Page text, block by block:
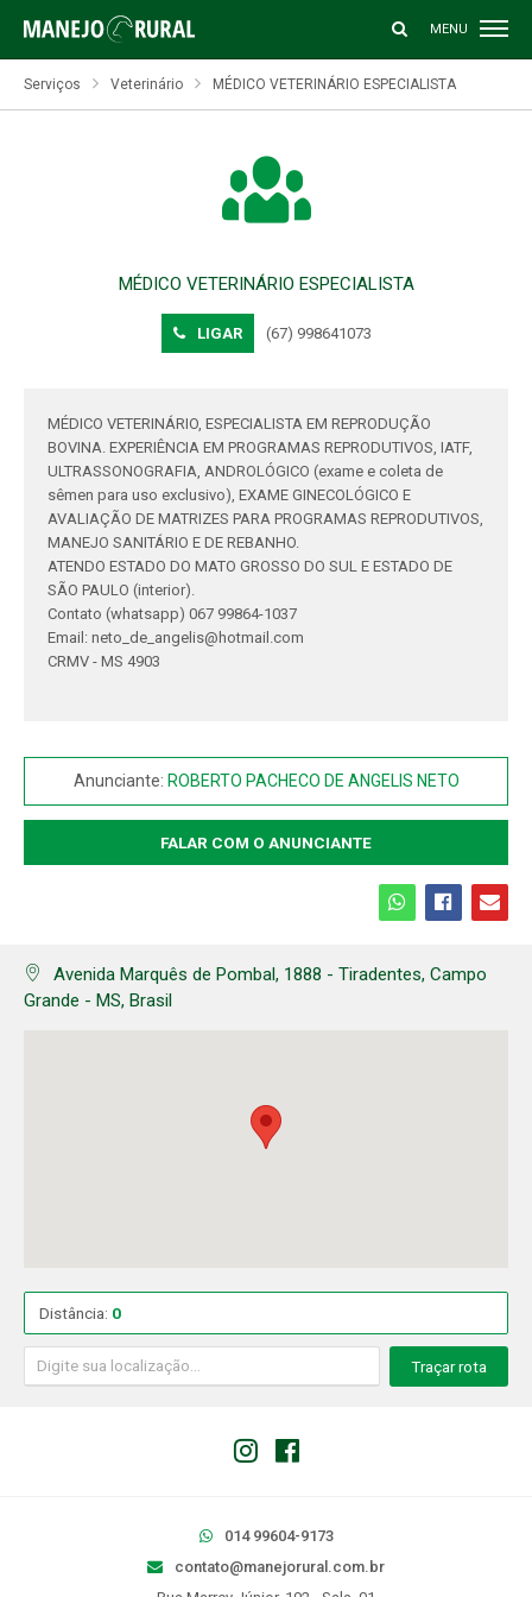
MENU
Serviços Veterinário MÉDICO VETERINÁRIO ESPECIALISTA
MÉDICO VETERINÁRIO ESPECIALISTA
(67) 998641073
MÉDICO VETERINÁRIO, ESPECIALISTA EM REPRODUÇÃO
BOVINA. EXPERIÊNCIA EM PROGRAMAS REPRODUTIVOS, IATF,
ULTRASSONOGRAFIA, ANDROLÓGICO (exame e coleta de
sêmen para uso exclusivo), EXAME GINECOLÓGICO E
AVALIAÇÃO DE MATRIZES PARA PROGRAMAS REPRODUTIVOS,
MANEJO SANITÁRIO E DE REBANHO.
ATENDO ESTADO DO MATO GROSSO DO SUL E ESTADO DE
SÃO PAULO (interior).
Contato (whatsapp) 067 99864-1037
Email: neto_de_angelis@hotmail.com
CRMV - MS 4903
Anunciante: ROBERTO PACHECO DE ANGELIS NETO
FALAR COM O ANUNCIANTE
Avenida Marquês de Pombal, 1888 - Tiradentes, Campo
Grande - MS, Brasil
Distância: 0
Traçar rota
014 99604-9173
contato@manejorural.com.br